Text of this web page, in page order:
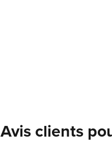
Avis clients